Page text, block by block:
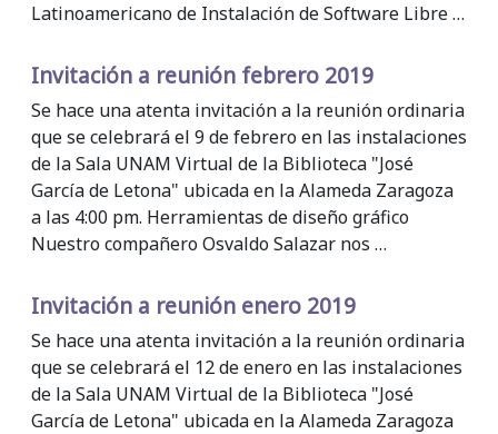
Latinoamericano de Instalación de Software Libre …
Invitación a reunión febrero 2019
Se hace una atenta invitación a la reunión ordinaria
que se celebrará el 9 de febrero en las instalaciones
de la Sala UNAM Virtual de la Biblioteca "José
García de Letona" ubicada en la Alameda Zaragoza
a las 4:00 pm. Herramientas de diseño gráfico
Nuestro compañero Osvaldo Salazar nos …
Invitación a reunión enero 2019
Se hace una atenta invitación a la reunión ordinaria
que se celebrará el 12 de enero en las instalaciones
de la Sala UNAM Virtual de la Biblioteca "José
García de Letona" ubicada en la Alameda Zaragoza